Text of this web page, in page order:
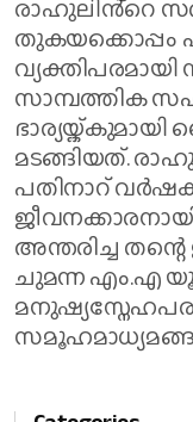
രാഹുലിൻ്റെ
സാമ്പത്തിക
മടങ്ങിയത്.
പതിനാറ്
അന്തരിച്ച
ചുമന്ന എം.എ